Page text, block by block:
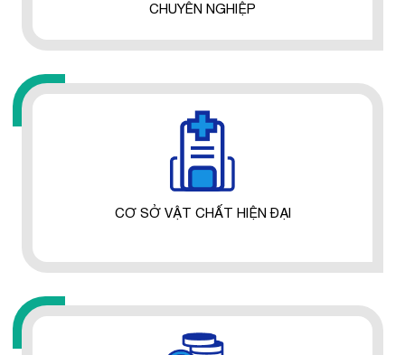
CHUYÊN NGHIỆP
CƠ SỞ VẬT CHẤT HIỆN ĐẠI